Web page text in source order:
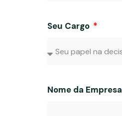
Seu Cargo
Nome da Empresa